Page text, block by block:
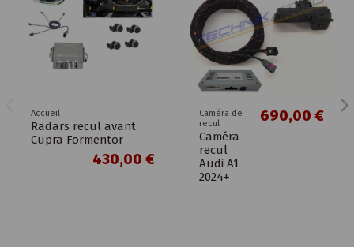
Accueil
Radars recul avant
Cupra Formentor
430,00 €
Caméra de
recul
Caméra
recul
Audi A1
2024+
690,00 €